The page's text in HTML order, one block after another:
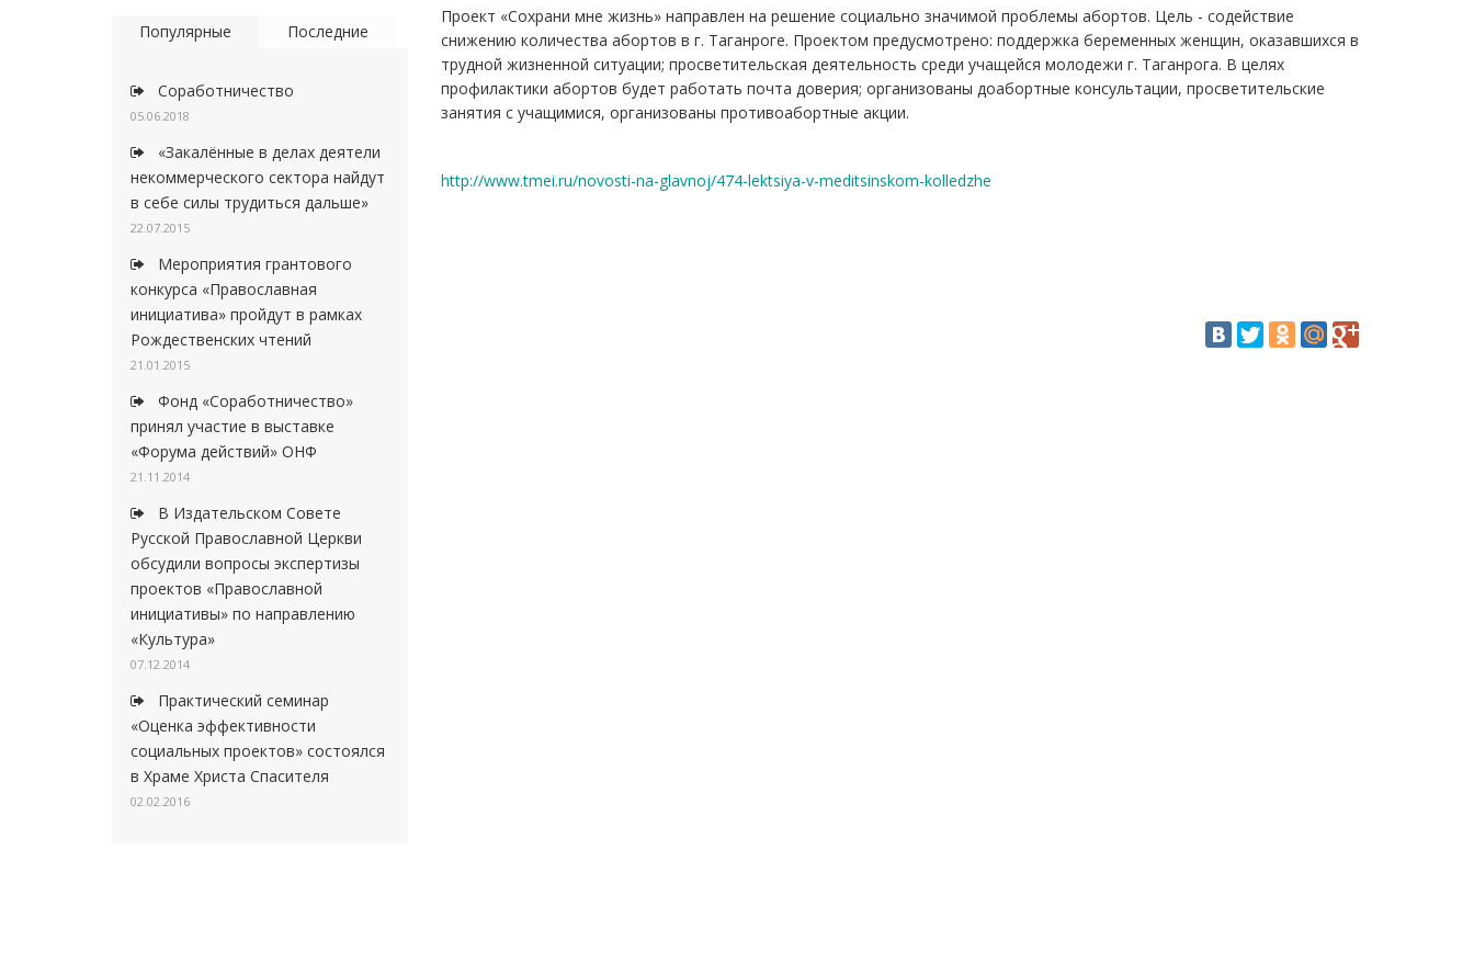
Популярные Последние
Соработничество
05.06.2018
«Закалённые в делах деятели
некоммерческого сектора найдут
в себе силы трудиться дальше»
22.07.2015
Мероприятия грантового
конкурса «Православная
инициатива» пройдут в рамках
Рождественских чтений
21.01.2015
Фонд «Соработничество»
принял участие в выставке
«Форума действий» ОНФ
21.11.2014
В Издательском Совете
Русской Православной Церкви
обсудили вопросы экспертизы
проектов «Православной
инициативы» по направлению
«Культура»
07.12.2014
Практический семинар
«Оценка эффективности
социальных проектов» состоялся
в Храме Христа Спасителя
02.02.2016
Проект «Сохрани мне жизнь» направлен на решение социально значимой проблемы абортов. Цель - содействие
снижению количества абортов в г. Таганроге. Проектом предусмотрено: поддержка беременных женщин, оказавшихся в
трудной жизненной ситуации; просветительская деятельность среди учащейся молодежи г. Таганрога. В целях
профилактики абортов будет работать почта доверия; организованы доабортные консультации, просветительские
занятия с учащимися, организованы противоабортные акции.
http://www.tmei.ru/novosti-na-glavnoj/474-lektsiya-v-meditsinskom-kolledzhe